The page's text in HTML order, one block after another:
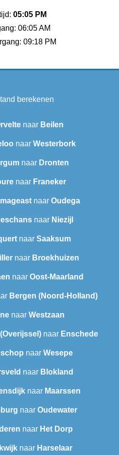
05:05 PM
06:05 AM
09:18 PM
berekenen
naar Beilen
naar Westerbork
naar Dronten
naar Franeker
naar Oudega
naar Niezijl
naar Saaksum
naar Broekhuizen
naar Oost-Maarland
Bergen (Noord-Holland)
naar Westzaan
naar Enschede
naar Wesepe
naar Blokland
naar Maarssen
naar Oudewater
naar Het Dorp
naar Harselaar